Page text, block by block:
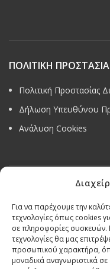
Για να παρέχουμε την
τεχνολογίες όπως cookies
σε πληροφορίες συσκευών.
τεχνολογίες θα μας
προσωπικού χαρακτήρα,
μοναδικά αναγνωριστικά
ΠΟΛΙΤΙΚΗ
Πολιτική Προστασίας
Δήλωση Υπευθύνου
Ανάλυση Cookies
Όροι & προϋποθέσεις
ΣΤΟΙΧΕΙΑ
Παπαναστασίου 209,
Θεσσαλονίκη, ΤΚ 542 50
Τηλ:231 030 9709,